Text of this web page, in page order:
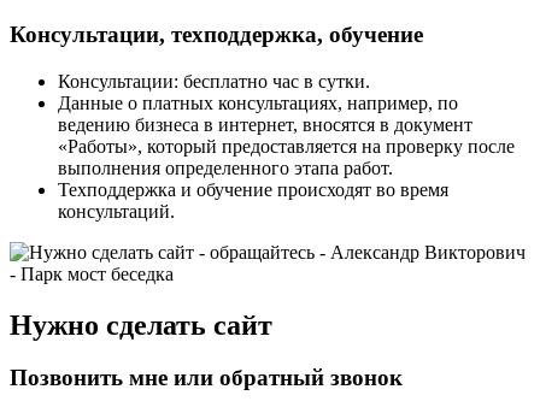
Консультации, техподдержка, обучение
Консультации: бесплатно час в сутки.
Данные о платных консультациях, например, по
ведению бизнеса в интернет, вносятся в документ
«Работы», который предоставляется на проверку после
выполнения определенного этапа работ.
Техподдержка и обучение происходят во время
консультаций.
Нужно сделать сайт
Позвонить мне или обратный звонок